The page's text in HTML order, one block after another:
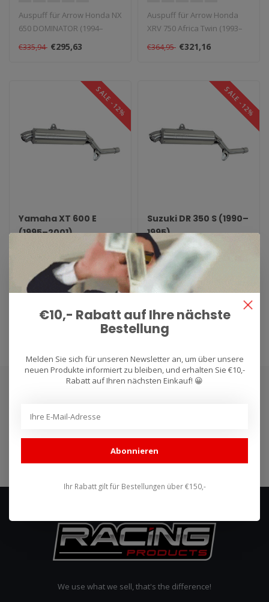
Auspuff für Arrow Honda NX
650 DOMINATOR (1994–
1995). Lieferzeit: 1–4 Woche..
€335,94 €295,63
Auspuff für Arrow Honda
XRV 750 Africa Twin (1993–
1995). Lieferzeit: 1–4 Wo..
€364,95 €321,16
SALE -12%
Yamaha XT 600 E
(1995–2001)
Auspuff für Arrow Yamaha
XT 600 E (1995–2001).
Lieferzeit: 1–4 Wochen...
SALE -12%
Suzuki DR 350 S (1990–
1995)
Auspuff für Arrow Suzuki DR
350 S (1990–1995). Lieferzeit:
1–4 Wochen...
Bleibe auf dem Laufenden mit unseren Newsletter-Angeboten
We use what we sell, that's the difference!
€10,- Rabatt auf Ihre nächste
Bestellung
Melden Sie sich für unseren Newsletter an, um über unsere
neuen Produkte informiert zu bleiben, und erhalten Sie €10,-
Rabatt auf Ihren nächsten Einkauf! 😀
Abonnieren
Ihr Rabatt gilt für Bestellungen über €150,-